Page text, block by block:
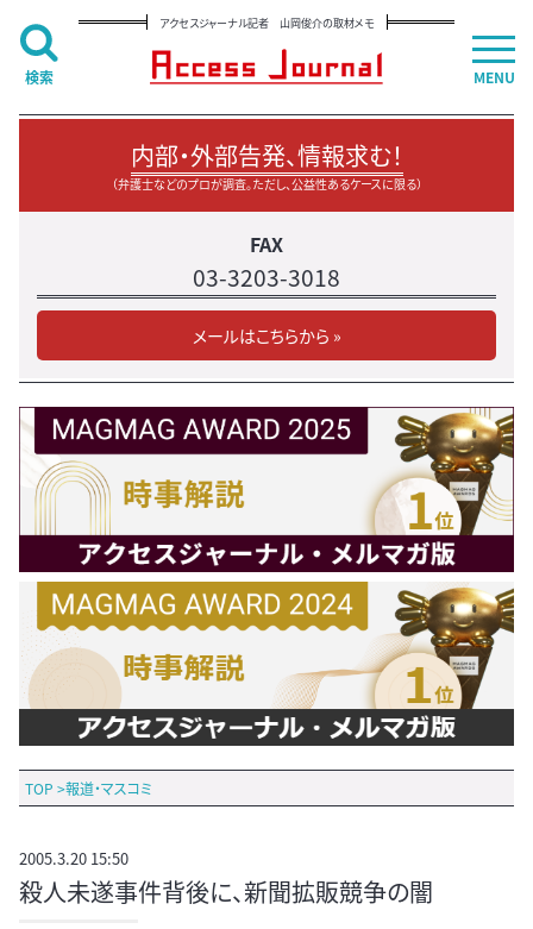
アクセスジャーナル記者 山岡俊介の取材メモ
内部・外部告発、情報求む！
（弁護士などのプロが調査。ただし、公益性あるケースに限る）
FAX
03-3203-3018
メールはこちらから »
TOP >報道・マスコミ
2005.3.20 15:50
殺人未遂事件背後に、新聞拡販競争の闇
MENU
検索